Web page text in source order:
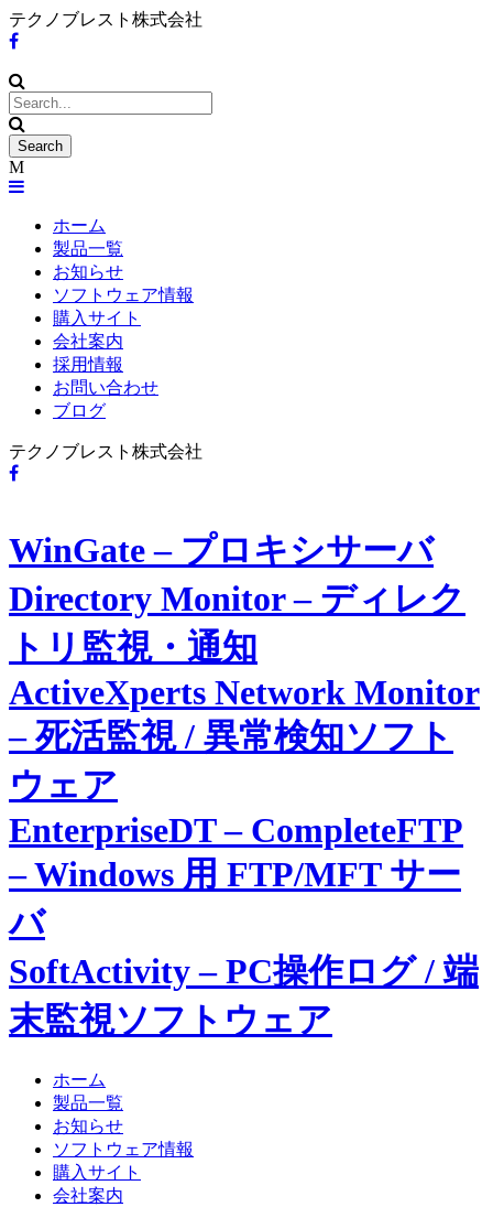
テクノブレスト株式会社
ホーム
製品一覧
お知らせ
ソフトウェア情報
購入サイト
会社案内
採用情報
お問い合わせ
ブログ
テクノブレスト株式会社
WinGate – プロキシサーバ
Directory Monitor – ディレク
トリ監視・通知
ActiveXperts Network Monitor
– 死活監視 / 異常検知ソフト
ウェア
EnterpriseDT – CompleteFTP
– Windows 用 FTP/MFT サー
バ
SoftActivity – PC操作ログ / 端
末監視ソフトウェア
ホーム
製品一覧
お知らせ
ソフトウェア情報
購入サイト
会社案内